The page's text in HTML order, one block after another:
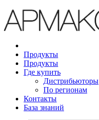
Продукты
Продукты
Где купить
Дистрибьюторы
По регионам
Контакты
База знаний